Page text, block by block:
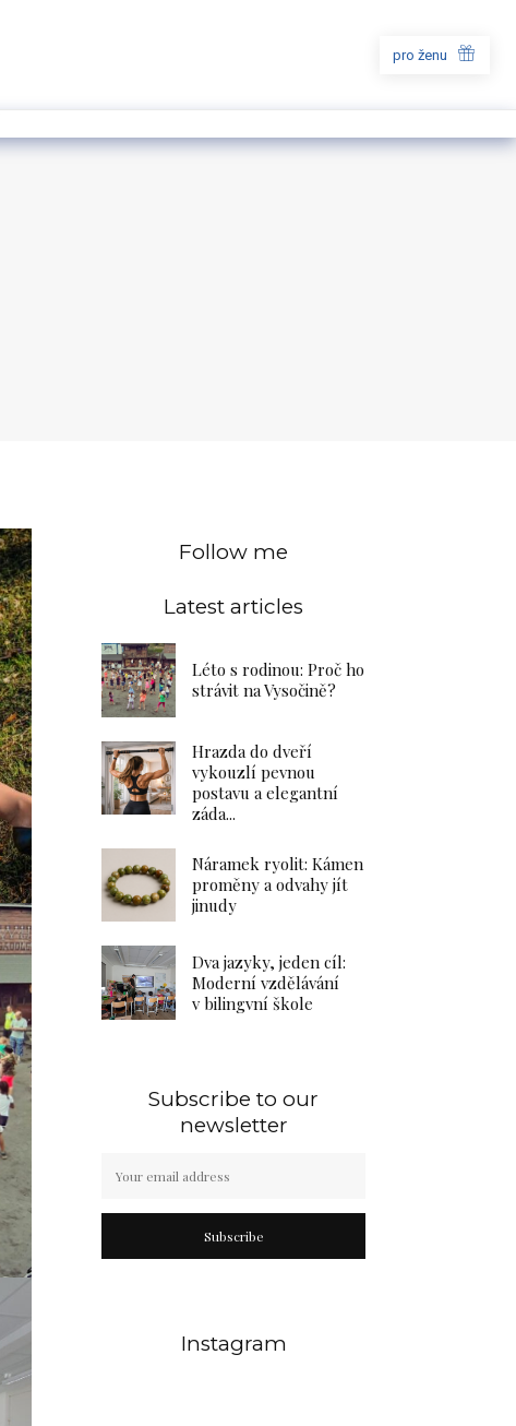
pro ženu
Follow me
Latest articles
Léto s rodinou: Proč ho
strávit na Vysočině?
Hrazda do dveří
vykouzlí pevnou
postavu a elegantní
záda...
Náramek ryolit: Kámen
proměny a odvahy jít
jinudy
Dva jazyky, jeden cíl:
Moderní vzdělávání
v bilingvní škole
Subscribe to our
newsletter
Subscribe
Instagram